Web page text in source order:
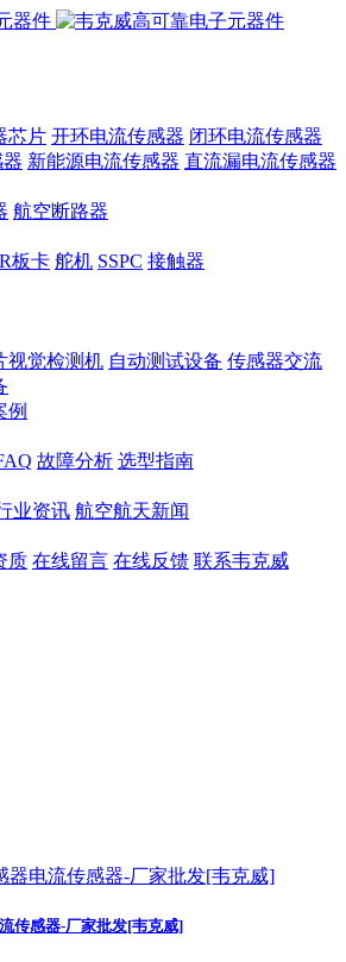
芯片 开环电流传感器 闭环电流传感器
新能源电流传感器 直流漏电流传感器
航空断路器
板卡 舵机 SSPC 接触器
视觉检测机 自动测试设备 传感器交流
例
故障分析 选型指南
业资讯 航空航天新闻
质 在线留言 在线反馈 联系韦克威
传感器-厂家批发[韦克威]